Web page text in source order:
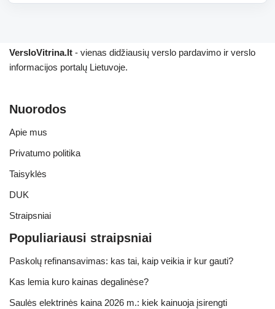
VersloVitrina.lt - vienas didžiausių verslo pardavimo ir verslo
informacijos portalų Lietuvoje.
Nuorodos
Apie mus
Privatumo politika
Taisyklės
DUK
Straipsniai
Populiariausi straipsniai
Paskolų refinansavimas: kas tai, kaip veikia ir kur gauti?
Kas lemia kuro kainas degalinėse?
Saulės elektrinės kaina 2026 m.: kiek kainuoja įsirengti